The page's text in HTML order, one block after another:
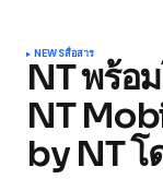
NEWSสื่อสาร
NT พร้อ
NT
by NT